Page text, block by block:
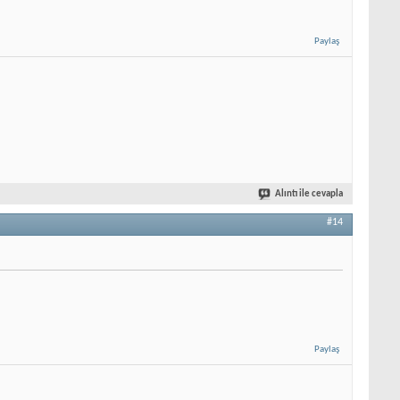
Paylaş
Alıntı ile cevapla
#14
Paylaş